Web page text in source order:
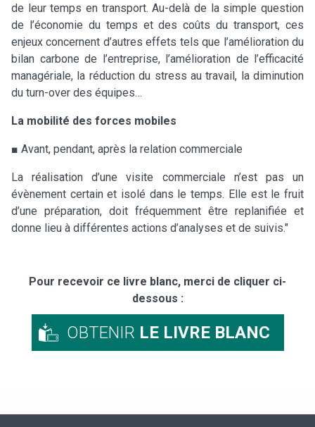
de leur temps en transport. Au-delà de la simple question
de l’économie du temps et des coûts du transport, ces
enjeux concernent d’autres effets tels que l’amélioration du
bilan carbone de l’entreprise, l’amélioration de l’efficacité
managériale, la réduction du stress au travail, la diminution
du turn-over des équipes…
La mobilité des forces mobiles
■ Avant, pendant, après la relation commerciale
La réalisation d’une visite commerciale n’est pas un
évènement certain et isolé dans le temps. Elle est le fruit
d’une préparation, doit fréquemment être replanifiée et
donne lieu à différentes actions d’analyses et de suivis."
Pour recevoir ce livre blanc, merci de cliquer ci-
dessous :
OBTENIR LE LIVRE BLANC